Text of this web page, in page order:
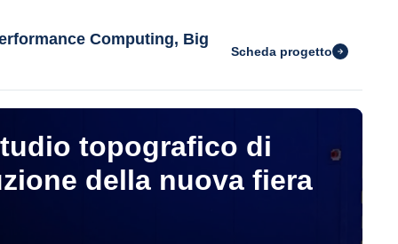
Computing, Big
Scheda progetto
topografico di
della nuova fiera